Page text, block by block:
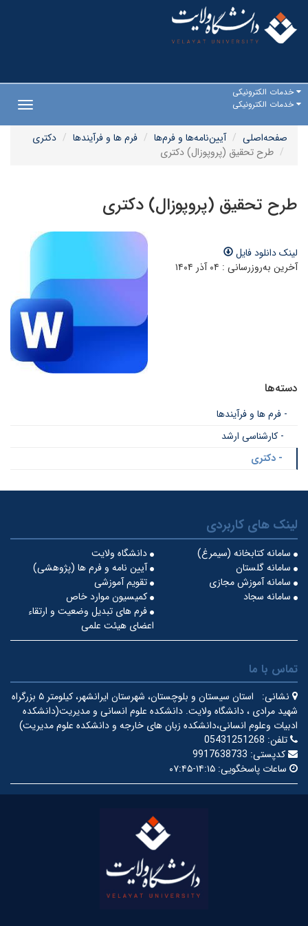
خدمات الکترونیکی
خدمات الکترونیکی
صفحه‌اصلی
آیین‌نامه‌ها و فرم‌ها فرم ها و فرآیندها
دکتری
طرح تحقیق (پروپوزال) دکتری
طرح تحقیق (پروپوزال) دکتری
لینک دانلود فایل
آخرین به‌روزرسانی : ۰۴ آذر ۱۴۰۴
دسته‌ها
- فرم ها و فرآیندها
- کارشناسی ارشد
- دکتری
لینک های کاربردی
دانشگاه ولایت
سامانه کتابخانه (سیمرغ)
آیین نامه و فرم ها (پژوهشی)
سامانه گلستان
تقویم آموزشی
سامانه آموزش مجازی
کمیسیون موارد خاص
سامانه سجاد
فرم های تبدیل وضعیت و ارتقاء
اعضای هیئت علمی
تماس با ما
نشانی:
استان سیستان و بلوچستان، شهرستان ایرانشهر، کیلومتر ۵ بزرگراه
شهید مرادی ، دانشگاه ولایت. دانشکده علوم انسانی و مدیریت(دانشکده
ادبیات وعلوم انسانی،دانشکده زبان های خارجه و دانشکده علوم مدیریت)
تلفن: 05431251268
کدپستی: 9917638733
ساعات پاسخگویی: ۱۴:۱۵-۰۷:۴۵